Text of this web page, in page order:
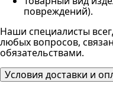
повреждений).
Наши специалисты
любых вопросов,
обязательствами.
Условия доставки и